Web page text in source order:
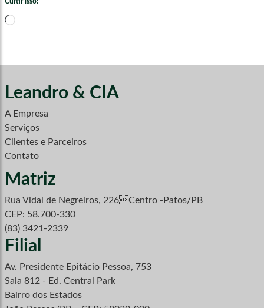
Carregando...
Leandro & CIA
A Empresa
Serviços
Clientes e Parceiros
Contato
Matriz
Rua Vidal de Negreiros, 226Centro -Patos/PB
CEP: 58.700-330
(83) 3421-2339
Filial
Av. Presidente Epitácio Pessoa, 753
Sala 812 - Ed. Central Park
Bairro dos Estados